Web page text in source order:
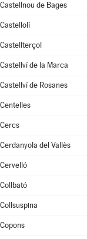
Castellnou de Bages
Castellolí
Castellterçol
Castellví de la Marca
Castellví de Rosanes
Centelles
Cercs
Cerdanyola del Vallès
Cervelló
Collbató
Collsuspina
Copons